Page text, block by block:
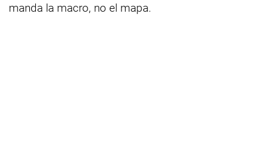
manda la macro, no el mapa.